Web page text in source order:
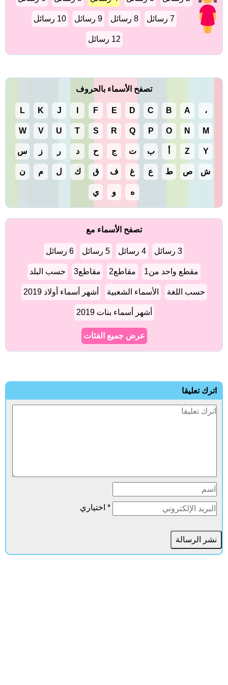
8 رسائل 9 رسائل 10 رسائل
تصفح الأسماء بالحروف
B
D
P
R
W
ت
ص ط ف ق ك
تصفح الأسماء مع
4 رسائل 5 رسائل 6 رسائل
مقطع واحد من1 مقاطع2 مقاطع3 حسب البلد
حسب اللغة الأسماء الشعبية أشهر أسماء أولاد 2019
أشهر أسماء بنات 2019
عرض جميع الفئات
تعليقا
* اختياري